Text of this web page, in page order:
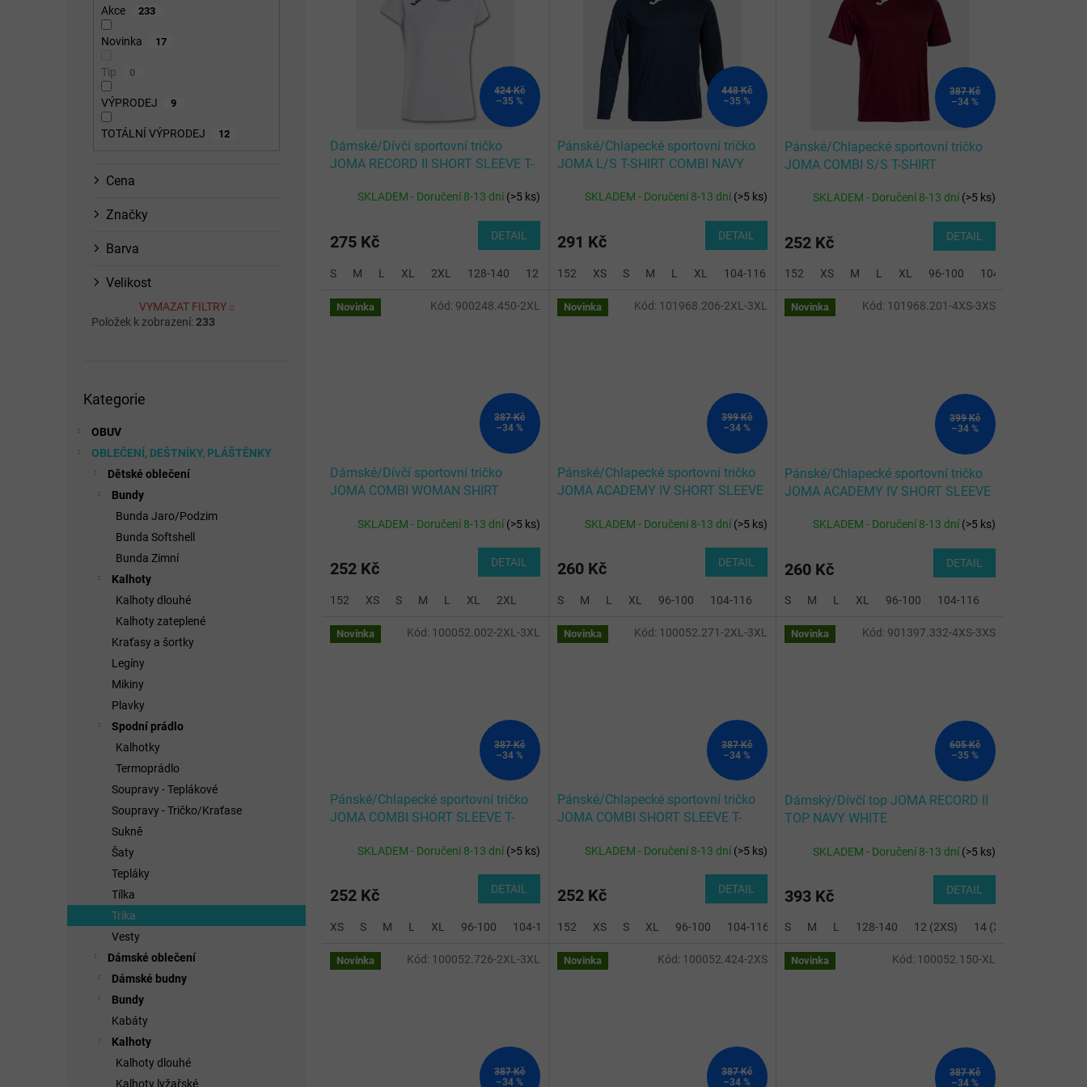
Akce 233
Novinka 17
Tip 0
VÝPRODEJ 9
TOTÁLNÍ VÝPRODEJ 12
Cena
Značky
Barva
Velikost
VYMAZAT FILTRY
Položek k zobrazení: 233
kategorie
Kategorie
OBUV
OBLEČENÍ, DEŠTNÍKY, PLÁŠTĚNKY
Dětské oblečení
Bundy
Bunda Jaro/Podzim
Bunda Softshell
Bunda Zimní
Kalhoty
Kalhoty dlouhé
Kalhoty zateplené
Kraťasy a šortky
Legíny
Mikiny
Plavky
Spodní prádlo
Kalhotky
Termoprádlo
Soupravy - Teplákové
Soupravy - Tričko/Kraťase
Sukně
Šaty
Tepláky
Tílka
Trika
Vesty
Dámské oblečení
Dámské budny
Bundy
Kabáty
Kalhoty
Kalhoty dlouhé
Kalhoty lyžařské
424 Kč
–35 %
Dámské/Dívčí sportovní tričko
JOMA RECORD II SHORT SLEEVE T-
SKLADEM - Doručení 8-13 dní(>5 ks)
275 Kč DETAIL
S M L XL 2XL 128-140 12 (2XS) 14 (XS)
448 Kč
–35 %
Pánské/Chlapecké sportovní tričko
JOMA L/S T-SHIRT COMBI NAVY
SKLADEM - Doručení 8-13 dní(>5 ks)
291 Kč DETAIL
152 XS S M L XL 104-116 128-140 2XL-3XL
387 Kč
–34 %
Pánské/Chlapecké sportovní tričko
JOMA COMBI S/S T-SHIRT
SKLADEM - Doručení 8-13 dní(>5 ks)
252 Kč DETAIL
152 XS M L XL 96-100 104-116
Novinka
387 Kč
–34 %
Dámské/Dívčí sportovní tričko
JOMA COMBI WOMAN SHIRT
SKLADEM - Doručení 8-13 dní(>5 ks)
252 Kč DETAIL
152 XS S M L XL 2XL
Kód: 900248.450-2XL Novinka
399 Kč
–34 %
Pánské/Chlapecké sportovní tričko
JOMA ACADEMY IV SHORT SLEEVE
SKLADEM - Doručení 8-13 dní(>5 ks)
260 Kč DETAIL
S M L XL 96-100 104-116 128-140 2XL-3XL
Kód: 101968.206-2XL-3XL Novinka
399 Kč
–34 %
Pánské/Chlapecké sportovní tričko
JOMA ACADEMY IV SHORT SLEEVE
SKLADEM - Doručení 8-13 dní(>5 ks)
260 Kč DETAIL
S M L XL 96-100 104-116
Kód: 101968.201-4XS-3XS
Novinka
387 Kč
–34 %
Pánské/Chlapecké sportovní tričko
JOMA COMBI SHORT SLEEVE T-
SKLADEM - Doručení 8-13 dní(>5 ks)
252 Kč DETAIL
XS S M L XL 96-100 104-116 128-140 2XL-3XL
Kód: 100052.002-2XL-3XL Novinka
387 Kč
–34 %
Pánské/Chlapecké sportovní tričko
JOMA COMBI SHORT SLEEVE T-
SKLADEM - Doručení 8-13 dní(>5 ks)
252 Kč DETAIL
152 XS S XL 96-100 104-116 128-140 2XL-3XL
Kód: 100052.271-2XL-3XL Novinka
605 Kč
–35 %
Dámský/Dívčí top JOMA RECORD II
TOP NAVY WHITE
SKLADEM - Doručení 8-13 dní(>5 ks)
393 Kč DETAIL
S M L 128-140 12 (2XS) 14 (XS)
Kód: 901397.332-4XS-3XS
Novinka
387 Kč
–34 %
Kód: 100052.726-2XL-3XL Novinka
387 Kč
–34 %
Kód: 100052.424-2XS Novinka
387 Kč
–34 %
Kód: 100052.150-XL